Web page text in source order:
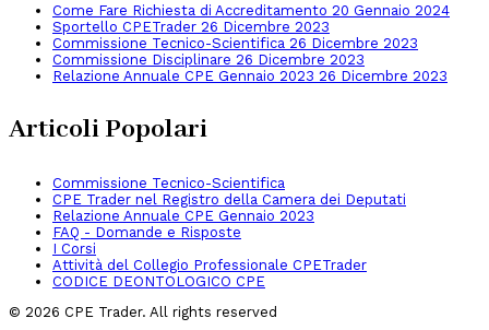
Come Fare Richiesta di Accreditamento 20 Gennaio 2024
Sportello CPETrader 26 Dicembre 2023
Commissione Tecnico-Scientifica 26 Dicembre 2023
Commissione Disciplinare 26 Dicembre 2023
Relazione Annuale CPE Gennaio 2023 26 Dicembre 2023
Articoli Popolari
Commissione Tecnico-Scientifica
CPE Trader nel Registro della Camera dei Deputati
Relazione Annuale CPE Gennaio 2023
FAQ - Domande e Risposte
I Corsi
Attività del Collegio Professionale CPETrader
CODICE DEONTOLOGICO CPE
© 2026 CPE Trader. All rights reserved